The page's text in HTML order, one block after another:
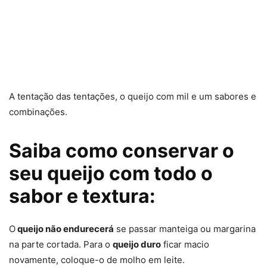
A tentação das tentações, o queijo com mil e um sabores e
combinações.
Saiba como conservar o
seu queijo com todo o
sabor e textura:
Oqueijo não endurecerá se passar manteiga ou margarina
na parte cortada. Para o queijo duro ficar macio
novamente, coloque-o de molho em leite.